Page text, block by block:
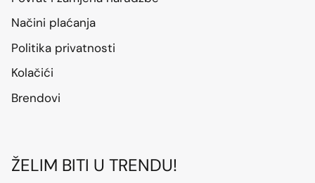
Načini plaćanja
Politika privatnosti
Kolačići
Brendovi
ŽELIM BITI U TRENDU!